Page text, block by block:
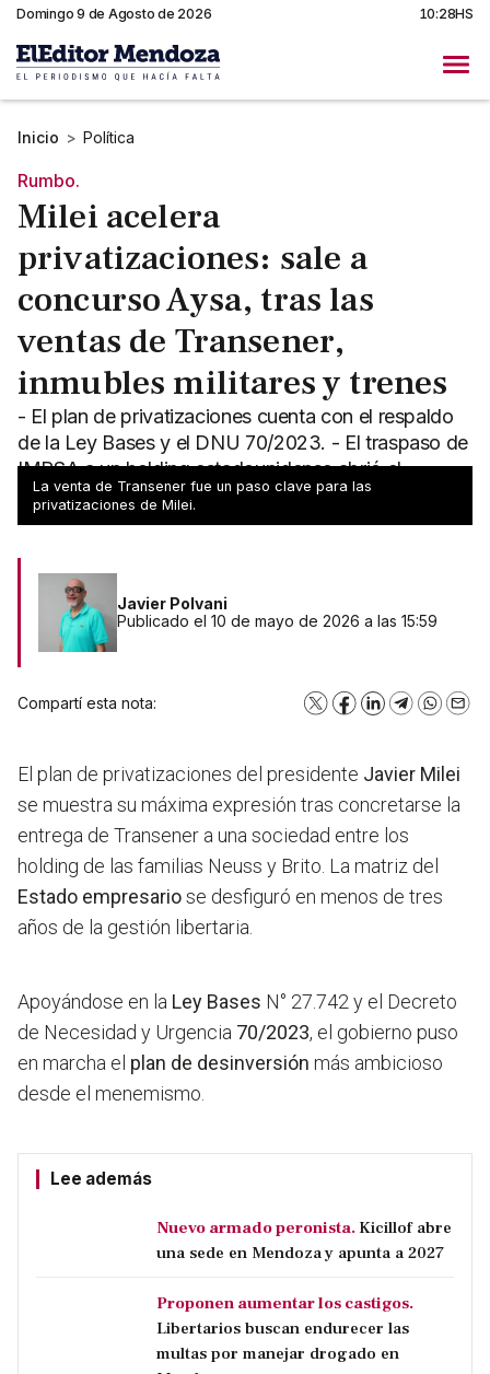
Domingo 9 de Agosto de 2026 10:28HS
Inicio > Política
Rumbo.
Milei acelera
privatizaciones: sale a
concurso Aysa, tras las
ventas de Transener,
inmubles militares y trenes
- El plan de privatizaciones cuenta con el respaldo
de la Ley Bases y el DNU 70/2023. - El traspaso de
IMPSA a un holding estadounidense abrió el
camino.
La venta de Transener fue un paso clave para las
privatizaciones de Milei.
Javier Polvani
Publicado el 10 de mayo de 2026 a las 15:59
Compartí esta nota: X Facebook
LinkedInTelegram
El plan de privatizaciones del presidente Javier Milei
se muestra su máxima expresión tras concretarse la
entrega de Transener a una sociedad entre los
holding de las familias Neuss y Brito. La matriz del
Estado empresariose desfiguró en menos de tres
años de la gestión libertaria.
Apoyándose en la Ley Bases N° 27.742 y el Decreto
de Necesidad y Urgencia 70/2023, el gobierno puso
en marcha el plan de desinversión más ambicioso
desde el menemismo.
Lee además
Nuevo armado peronista. Kicillof abre
una sede en Mendoza y apunta a 2027
Proponen aumentar los castigos.
Libertarios buscan endurecer las
multas por manejar drogado en